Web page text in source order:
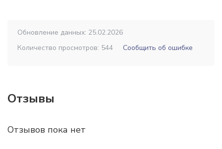
Обновление данных: 25.02.2026
Количество просмотров: 544
Сообщить об ошибке
Отзывы
Отзывов пока нет